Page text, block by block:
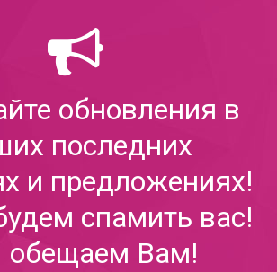
обновления в
последних
и предложениях!
спамить вас!
Вам!